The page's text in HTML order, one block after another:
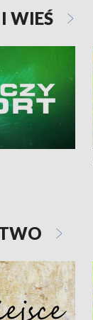
WIEŚ